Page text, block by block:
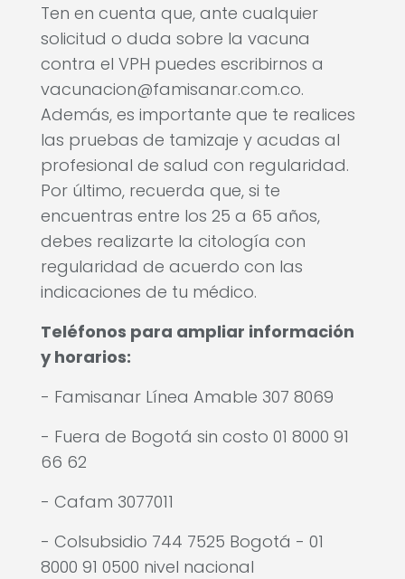
Ten en cuenta que, ante cualquier
solicitud o duda sobre la vacuna
contra el VPH puedes escribirnos a
vacunacion@famisanar.com.co.
Además, es importante que te realices
las pruebas de tamizaje y acudas al
profesional de salud con regularidad.
Por último, recuerda que, si te
encuentras entre los 25 a 65 años,
debes realizarte la citología con
regularidad de acuerdo con las
indicaciones de tu médico.
Teléfonos para ampliar información
y horarios:
- Famisanar Línea Amable 307 8069
- Fuera de Bogotá sin costo 01 8000 91
66 62
- Cafam 3077011
- Colsubsidio 744 7525 Bogotá - 01
8000 91 0500 nivel nacional